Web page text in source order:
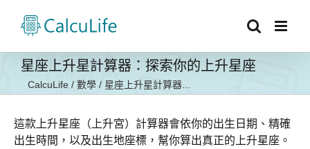
星座上升星計算器：探索你的上升星座
CalcuLife / 數學 / 星座上升星計算器...
這款上升星座（上升宮）計算器會依你的出生日期、精確
出生時間，以及出生地座標，幫你算出真正的上升星座。